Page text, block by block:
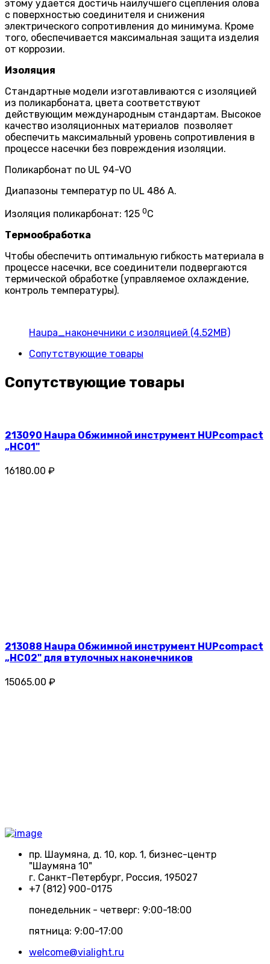
этому удается достичь наилучшего сцепления олова
с поверхностью соединителя и снижения
электрического сопротивления до минимума. Кроме
того, обеспечивается максимальная защита изделия
от коррозии.
Изоляция
Стандартные модели изготавливаются с изоляцией
из поликарбоната, цвета соответствуют
действующим международным стандартам. Высокое
качество изоляционных материалов позволяет
обеспечить максимальный уровень сопротивления в
процессе насечки без повреждения изоляции.
Поликарбонат по UL 94-VO
Диапазоны температур по UL 486 А.
Изоляция поликарбонат: 125 0С
Термообработка
Чтобы обеспечить оптимальную гибкость материала в
процессе насечки, все соединители подвергаются
термической обработке (управляемое охлаждение,
контроль температуры).
Haupa_наконечники с изоляцией (4.52MB)
Сопутствующие товары
Сопутствующие товары
213090 Haupa Обжимной инструмент HUPcompact
„HC01"
16180.00 ₽
213088 Haupa Обжимной инструмент HUPcompact
„HC02" для втулочных наконечников
15065.00 ₽
пр. Шаумяна, д. 10, кор. 1, бизнес-центр
"Шаумяна 10"
г. Санкт-Петербург, Россия, 195027
+7 (812) 900-0175
понедельник - четверг: 9:00-18:00
пятница: 9:00-17:00
welcome@vialight.ru